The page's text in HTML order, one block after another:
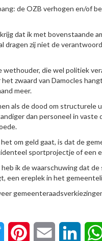
de OZB verhogen en/of
dat ik met bovenstaande
dragen zij niet de
wethouder, die wel politiek
het zwaard van Damocles
meer.
als de dood om structurele
dan personeel in
om geld gaat, is dat de
sportprojectje of een
ik de waarschuwing dat de
een ereplek in het
Twitter Pinterest Email